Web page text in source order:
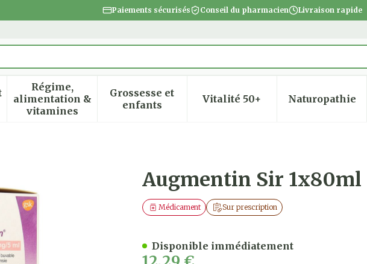
Paiements sécurisés Conseil du pharmacien Livraison rapide
le sous-menu pour la catégorie Beauté, soins et hygiène
Régime,
alimentation &
vitamines
Afficher le sous-menu pour la catégorie Régime,
Grossesse et
enfantsAfficher le sous-menu pour la catégorie
Vitalité 50+Afficher le sous-menu
Naturopathie
Afficher
250mg-62,50mg
Augmentin Sir
Sur prescription
Médicament
Disponible immédiatement